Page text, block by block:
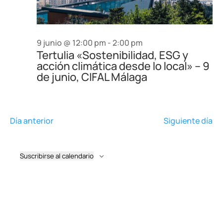
Tertulia «Sostenibilidad, ESG y
acción climática desde lo local» – 9
de junio, CIFAL Málaga
9 junio @ 12:00 pm -2:00 pm
Día anterior Siguiente día
Suscribirse al calendario